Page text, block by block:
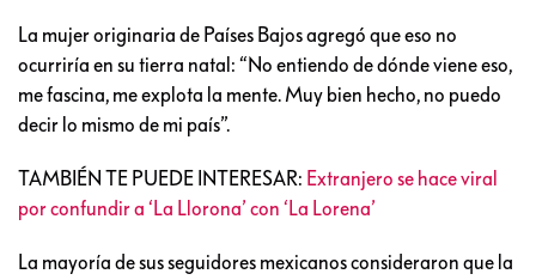
La mujer originaria de Países Bajos agregó que eso no
ocurriría en su tierra natal: “No entiendo de dónde viene eso,
me fascina, me explota la mente. Muy bien hecho, no puedo
decir lo mismo de mi país”.
TAMBIÉN TE PUEDE INTERESAR: Extranjero se hace viral
por confundir a ‘La Llorona’ con ‘La Lorena’
La mayoría de sus seguidores mexicanos consideraron que la